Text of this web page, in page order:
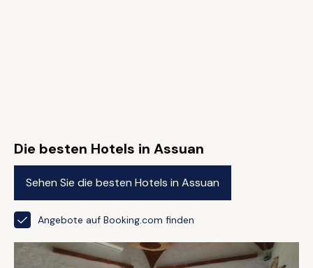
Die besten Hotels in Assuan
Sehen Sie die besten Hotels in Assuan
Angebote auf Booking.com finden